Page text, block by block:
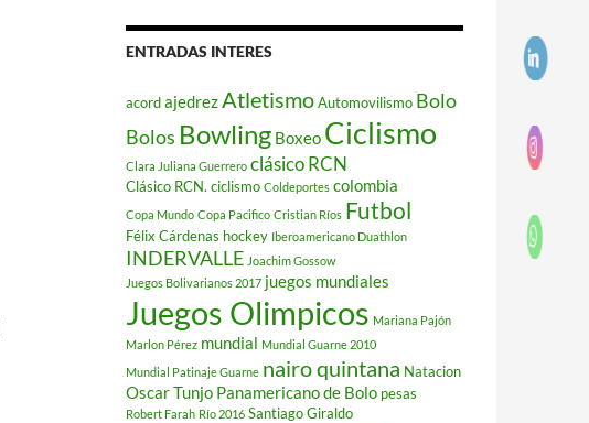
ENTRADAS INTERES
acordajedrezAtletismoAutomovilismo Bolo
Bolos Bowling Boxeo Ciclismo
Clara Juliana Guerrero clásico RCN
Clásico RCN. ciclismo Coldeportes colombia
Copa Mundo Copa Pacifico Cristian Ríos Futbol
Félix Cárdenas hockey Iberoamericano Duathlon
INDERVALLE Joachim Gossow
Juegos Bolivarianos 2017 juegos mundiales
Juegos Olimpicos Mariana Pajón
Marlon Pérez mundial Mundial Guarne 2010
Mundial Patinaje Guarne nairo quintana Natacion
Oscar Tunjo Panamericano de Bolo pesas
Robert Farah Río 2016 Santiago Giraldo